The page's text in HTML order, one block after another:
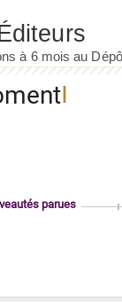
parues